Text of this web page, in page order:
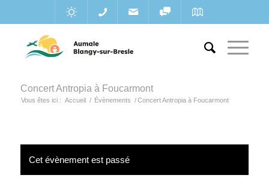
Concert Antropia à Foucarmont
Vous êtes ici : Accueil / Évènements / Concert Antropia à Foucarmont
Cet évènement est passé